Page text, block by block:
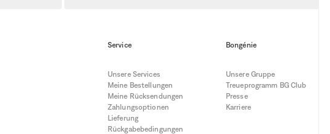
Service
Unsere Services
Meine Bestellungen
Meine Rücksendungen
Zahlungsoptionen
Lieferung
Rückgabebedingungen
Bongénie
Unsere Gruppe
Treueprogramm BG Club
Presse
Karriere